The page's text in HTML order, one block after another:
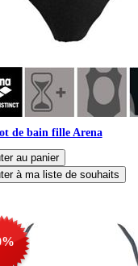
de bain fille Arena